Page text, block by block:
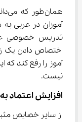
نیست.
افزایش اعتماد
از سایر خصایص